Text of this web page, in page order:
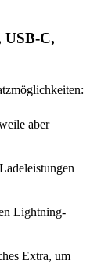
USB-C,
aber
Lightning-
Extra, um